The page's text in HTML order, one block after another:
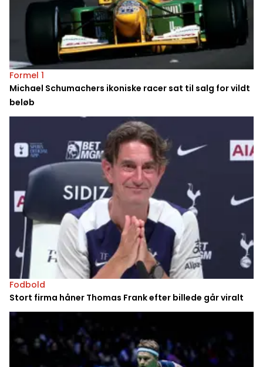
Formel 1
Michael Schumachers ikoniske racer sat til salg for vildt
beløb
Fodbold
Stort firma håner Thomas Frank efter billede går viralt